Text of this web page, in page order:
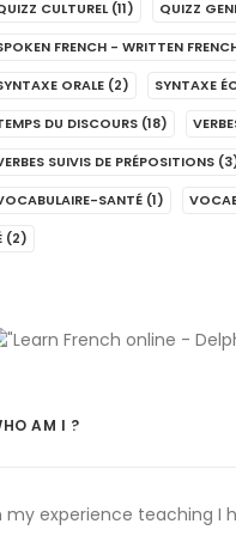
CULTUREL (11) QUIZZ
FRENCH - WRITTEN
ORALE (2) SYNTAXE
DU DISCOURS (18)
SUIVIS DE PRÉPOSITIONS
SANTÉ (1)
(2)
AM I ?
my experience teaching I